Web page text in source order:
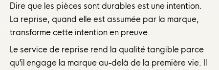
Dire que les pièces sont durables est une intention.
La reprise, quand elle est assumée par la marque,
transforme cette intention en preuve.
Le service de reprise rend la qualité tangible parce
qu'il engage la marque au-delà de la première vie. Il